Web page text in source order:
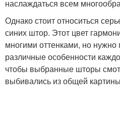
наслаждаться всем
Однако стоит относиться
синих штор. Этот цвет
многими оттенками, но
различные особенности
чтобы выбранные шторы
выбивались из общей